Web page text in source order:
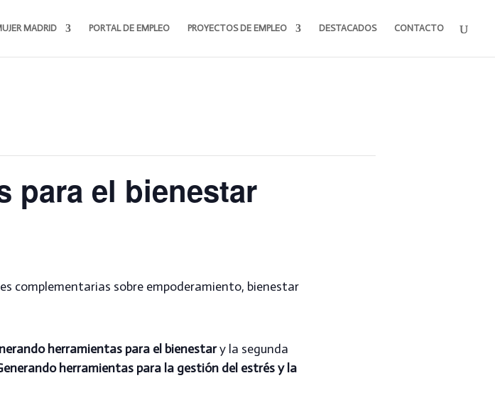
MADRID PORTAL DE EMPLEO PROYECTOS DE EMPLEO DESTACADOS CONTACTO
para el bienestar
complementarias sobre empoderamiento, bienestar
herramientas para el bienestary la segunda
herramientas para la gestión del estrés y la